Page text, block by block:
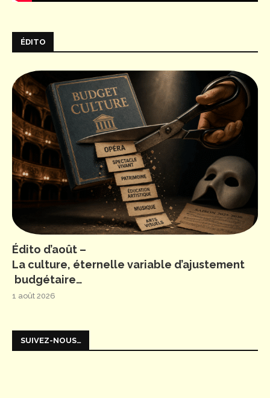
ÉDITO
Édito d’août –
La culture, éternelle variable d’ajustement
budgétaire…
1 août 2026
SUIVEZ-NOUS…